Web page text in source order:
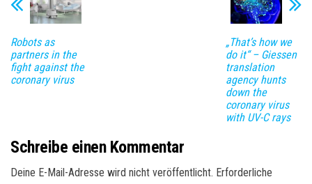
Robots as
partners in the
fight against the
coronary virus
„That’s how we
do it“ – Giessen
translation
agency hunts
down the
coronary virus
with UV-C rays
Schreibe einen Kommentar
Deine E-Mail-Adresse wird nicht veröffentlicht. Erforderliche